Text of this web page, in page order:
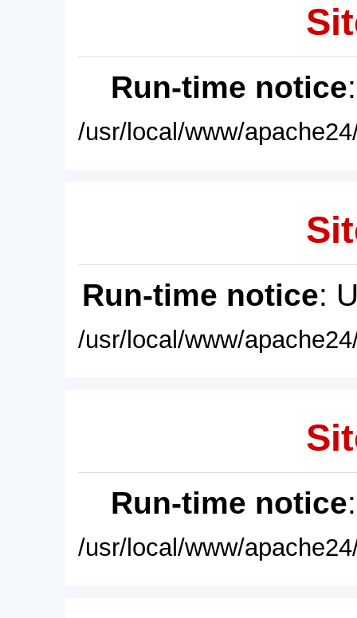
Run-time notice
/usr/local/www/
Run-time notice:
/usr/local/www/
Run-time notice
/usr/local/www/